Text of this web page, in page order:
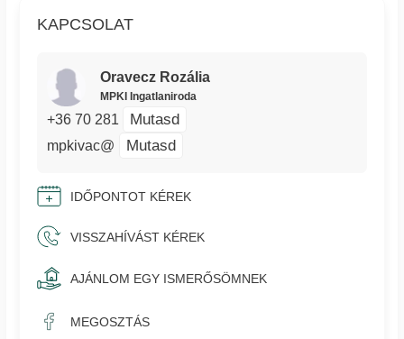
KAPCSOLAT
Oravecz Rozália
MPKI Ingatlaniroda
+36 70 281 Mutasd
mpkivac@ Mutasd
IDŐPONTOT KÉREK
VISSZAHÍVÁST KÉREK
AJÁNLOM EGY ISMERŐSÖMNEK
MEGOSZTÁS